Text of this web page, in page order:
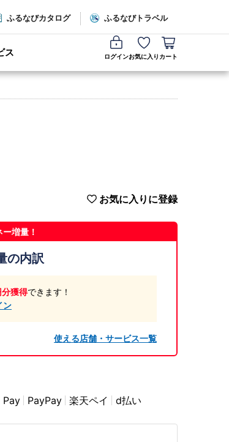
ふるなびカタログ ふるなびトラベル
ス ログインお気に入り カート
お気に入りに登録
増量！
の内訳
獲得できます！
ン
使える店舗・サービス一覧
Pay PayPay 楽天ペイ d払い